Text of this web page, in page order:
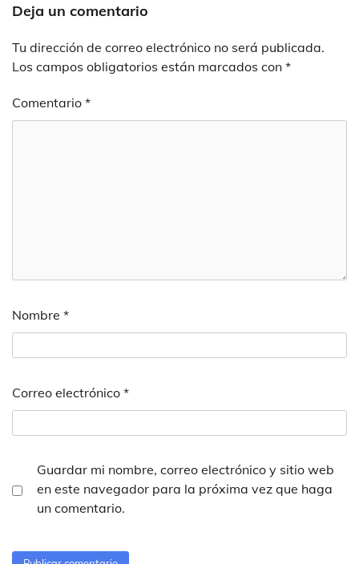
Deja un comentario
Tu dirección de correo electrónico no será publicada.
Los campos obligatorios están marcados con *
Comentario *
Nombre *
Correo electrónico *
Guardar mi nombre, correo electrónico y sitio web
en este navegador para la próxima vez que haga
un comentario.